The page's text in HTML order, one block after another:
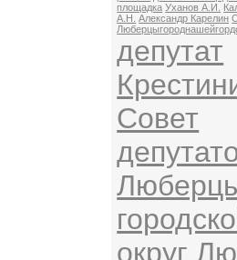
площадка Уханов А.И.
А.Н.
Александр Карелин
депутат
Совет
округ